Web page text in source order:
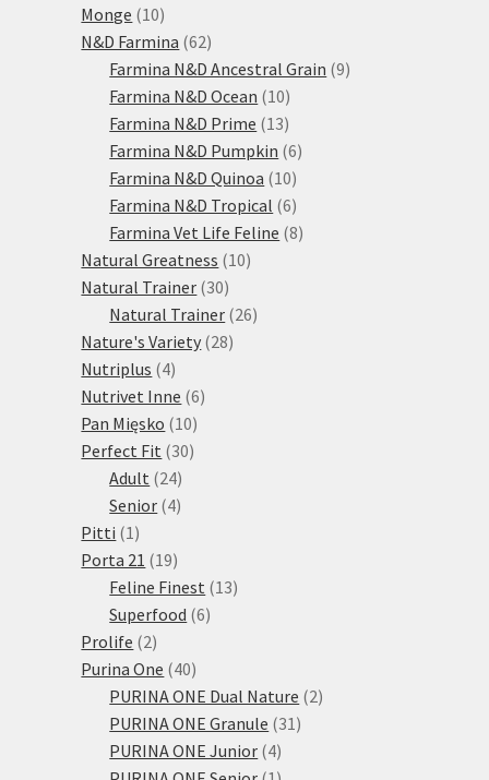
Monge 1010
produktů
N&D Farmina 6262
produktů
Farmina N&D Ancestral Grain 99
Farmina N&D Ocean 1010
produktů
Farmina N&D Prime 1313
produktů
Farmina N&D Pumpkin 66
Farmina N&D Quinoa 1010
produktů
Farmina N&D Tropical 66
produktů
Farmina Vet Life Feline 88
Natural Greatness 1010
Natural Trainer 3030
produktů
Natural Trainer 2626
Nature's Variety 2828
Nutriplus 44
produkty
Nutrivet Inne 66
Pan Mięsko 1010
produktů
Perfect Fit 3030
Adult 2424
produktů
Senior 44
Pitti 1 1
produkt
Porta 21 1919
produktů
Feline Finest 1313
Superfood 66
Prolife 22
produkty
Purina One 4040
produktů
PURINA ONE Dual Nature 22
PURINA ONE Granule 31 31
PURINA ONE Junior 44